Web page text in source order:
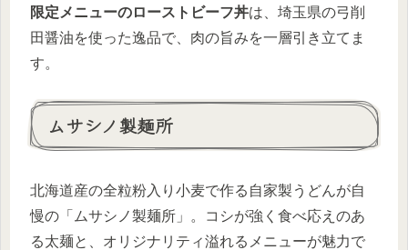
限定メニューのローストビーフ丼は、埼玉県の弓削
田醤油を使った逸品で、肉の旨みを一層引き立てま
す。
ムサシノ製麺所
北海道産の全粒粉入り小麦で作る自家製うどんが自
慢の「ムサシノ製麺所」。コシが強く食べ応えのあ
る太麺と、オリジナリティ溢れるメニューが魅力で